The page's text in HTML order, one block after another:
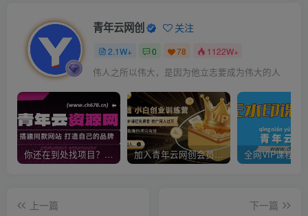
青年云网创 关注
2.1W+ 0 78 1122W+
伟人之所以伟大，是因为他立志要成为伟大的人
你还在到处找项目？还在当韭菜？我靠卖项目一个月收入5万+，曾经我也是个失败者。 加入青年云网创会员，全站资源免费学习。加入高级合伙人，推广日入1000+
上一篇
下一篇